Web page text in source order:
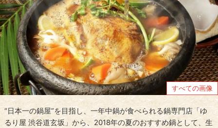
すべての画像
“日本一の鍋屋”を目指し、一年中鍋が食べられる鍋専門店「ゆ
るり屋 渋谷道玄坂」から、2018年の夏のおすすめ鍋として、生